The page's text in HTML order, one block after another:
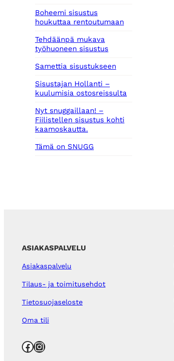
Boheemi sisustus
houkuttaa rentoutumaan
Tehdäänpä mukava
työhuoneen sisustus
Samettia sisustukseen
Sisustajan Hollanti –
kuulumisia ostosreissulta
Nyt snuggaillaan! –
Fiilistellen sisustus kohti
kaamoskautta.
Tämä on SNUGG
ASIAKASPALVELU
Asiakaspalvelu
Tilaus- ja toimitusehdot
Tietosuojaseloste
Oma tili
Facebook Instagram